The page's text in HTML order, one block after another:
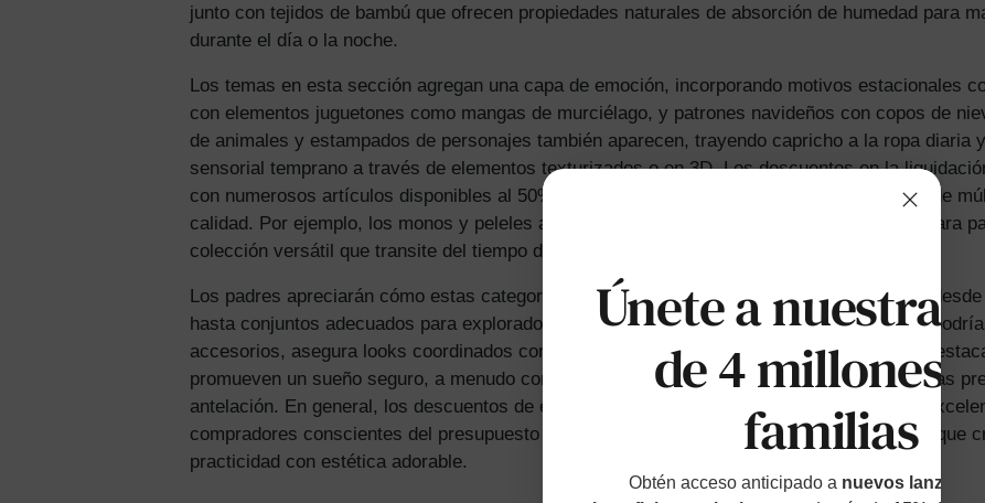
junto con tejidos de bambú que ofrecen propiedades naturales de absorción de humedad para
durante el día o la noche.
Los temas en esta sección agregan una capa de emoción, incorporando motivos estacionales
con elementos juguetones como mangas de murciélago, y patrones navideños con copos de
de animales y estampados de personajes también aparecen, trayendo capricho a la ropa diaria
sensorial temprano a través de elementos texturizados o en 3D. Los descuentos en la
con numerosos artículos disponibles al 50% de descuento, haciendo factible abastecerse de
calidad. Por ejemplo, los monos y peleles a menudo ven estos altos descuentos, ideales para
colección versátil que transite del tiempo de juego al de dormir.
Los padres apreciarán cómo estas categorías atienden a diferentes etapas de la infancia,
hasta conjuntos adecuados para exploradores gateadores. La inclusión de conjuntos, que
accesorios, asegura looks coordinados con mínimo esfuerzo. Los pijamas, en particular,
promueven un sueño seguro, a menudo con un 50% de descuento, permitiendo a las familias
antelación. En general, los descuentos de esta sección de hasta el 50% proporcionan un
compradores conscientes del presupuesto para invertir en prendas duraderas y temáticas que
practicidad con estética adorable.
Únete a nuestras
de 4 millones
familias
Obtén acceso anticipado a nuevos